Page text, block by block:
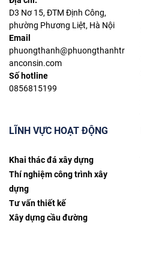
D3 Nơ 15, ĐTM Định Công,
phường Phương Liệt, Hà Nội
Email
phuongthanh@phuongthanhtr
anconsin.com
Số hotline
0856815199
LĨNH VỰC HOẠT ĐỘNG
Khai thác đá xây dựng
Thí nghiệm công trình xây
dựng
Tư vấn thiết kế
Xây dựng cầu đường